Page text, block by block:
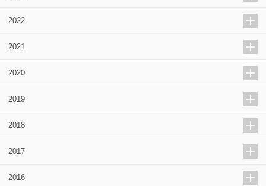
2022
2021
2020
2019
2018
2017
2016